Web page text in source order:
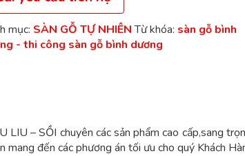
mục: SÀN GỖ TỰ NHIÊN Từ khóa: sàn gỗ bình
- thi công sàn gỗ bình dương
– SỒI chuyên các sản phẩm cao cấp,sang
đến các phương án tối ưu cho quý Khách